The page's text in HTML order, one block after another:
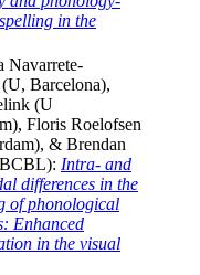
in the
Navarrete-
Barcelona),
(U
Floris Roelofsen
& Brendan
Intra- and
differences in the
of phonological
Enhanced
in the visual